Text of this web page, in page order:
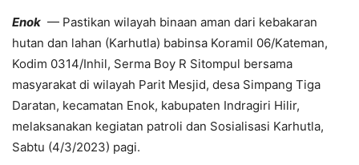
Enok — Pastikan wilayah binaan aman dari kebakaran
hutan dan lahan (Karhutla) babinsa Koramil 06/Kateman,
Kodim 0314/Inhil, Serma Boy R Sitompul bersama
masyarakat di wilayah Parit Mesjid, desa Simpang Tiga
Daratan, kecamatan Enok, kabupaten Indragiri Hilir,
melaksanakan kegiatan patroli dan Sosialisasi Karhutla,
Sabtu (4/3/2023) pagi.